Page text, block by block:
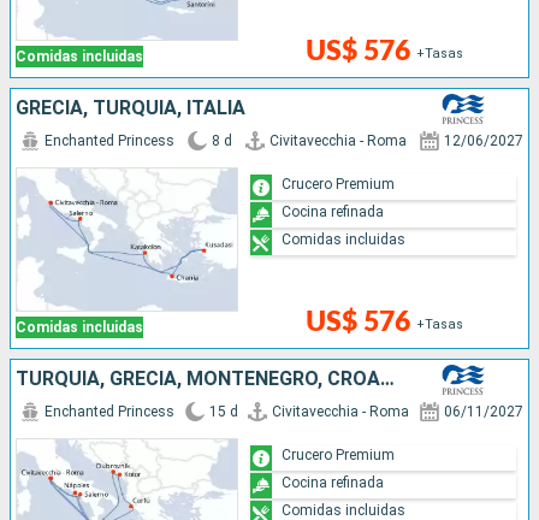
Comidas incluidas US$ 576 +Tasas
GRECIA, TURQUÍA, ITALIA
Comidas incluidas
Enchanted Princess 8 d Civitavecchia - Roma 12/06/2027
US$ 576 +Tasas
Crucero Premium
Cocina refinada
Comidas incluidas
TURQUÍA, GRECIA, MONTENEGRO, CROACIA, ITALIA
Enchanted Princess 15 d Civitavecchia - Roma 06/11/2027
Crucero Premium
Cocina refinada
Comidas incluidas